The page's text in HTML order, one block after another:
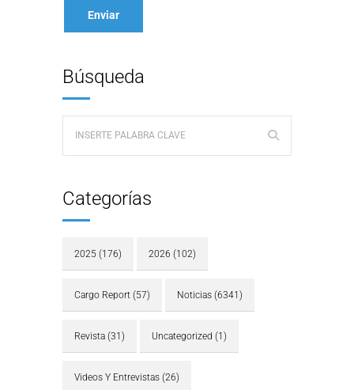
Búsqueda
Categorías
2025 (176) 2026 (102)
Cargo Report (57) Noticias (6341)
Revista (31) Uncategorized (1)
Videos Y Entrevistas (26)